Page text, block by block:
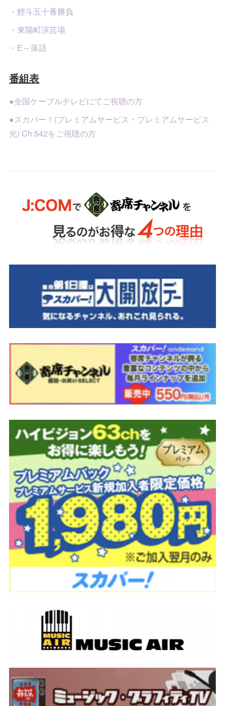
・鯉斗五十番勝負
・東陽町演芸場
・E～落語
番組表
●全国ケーブルテレビにてご視聴の方
●スカパー！(プレミアムサービス・プレミアムサービス
光) Ch.542をご視聴の方